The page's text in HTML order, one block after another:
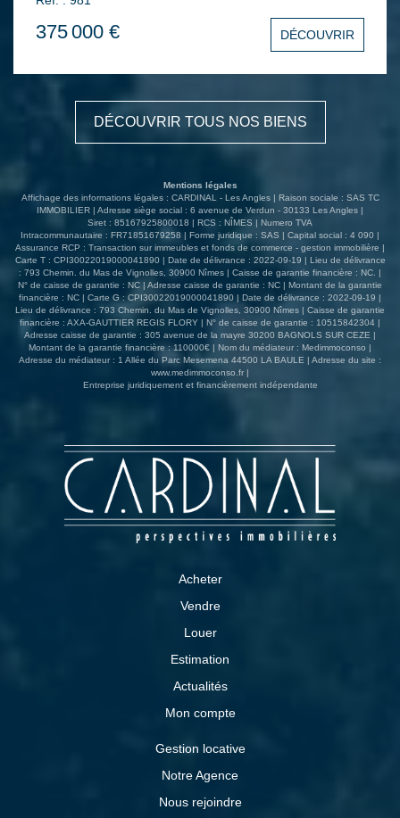
parentale en rdc. A l'étage 3 chambres, une salle de
bains, WC, climatisation sur dégagement. L'ensemble sur
un terrain de 1047 m² arboré et fleuri.
375 000 € DÉCOUVRIR
DÉCOUVRIR TOUS NOS BIENS
Mentions légales
Affichage des informations légales : CARDINAL - Les Angles | Raison sociale : SAS TC
IMMOBILIER | Adresse siège social : 6 avenue de Verdun - 30133 Les Angles |
Siret : 85167925800018 | RCS : NÎMES | Numero TVA
Intracommunautaire : FR71851679258 | Forme juridique : SAS | Capital social : 4 090 |
Assurance RCP : Transaction sur immeubles et fonds de commerce - gestion immobilière |
Carte T : CPI30022019000041890 | Date de délivrance : 2022-09-19 | Lieu de délivrance
: 793 Chemin. du Mas de Vignolles, 30900 Nîmes | Caisse de garantie financière : NC. |
N° de caisse de garantie : NC | Adresse caisse de garantie : NC | Montant de la garantie
financière : NC | Carte G : CPI30022019000041890 | Date de délivrance : 2022-09-19 |
Lieu de délivrance : 793 Chemin. du Mas de Vignolles, 30900 Nîmes | Caisse de garantie
financière : AXA-GAUTTIER REGIS FLORY | N° de caisse de garantie : 10515842304 |
Adresse caisse de garantie : 305 avenue de la mayre 30200 BAGNOLS SUR CEZE |
Montant de la garantie financière : 110000€ | Nom du médiateur : Medimmoconso |
Adresse du médiateur : 1 Allée du Parc Mesemena 44500 LA BAULE | Adresse du site :
www.medimmoconso.fr |
Entreprise juridiquement et financièrement indépendante
Acheter
Vendre
Louer
Estimation
Actualités
Mon compte
Gestion locative
Notre Agence
Nous rejoindre